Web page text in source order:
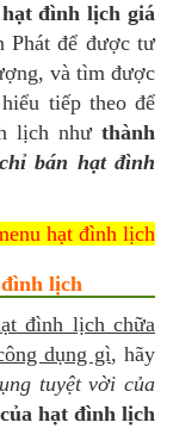
hạt đình lịch giá
Phát để được tư
và tìm được
tiếp theo để
lịch như thành
bán hạt đình
hạt đình lịch
lịch
đình lịch chữa
dụng gì, hãy
tuyệt vời của
hạt đình lịch